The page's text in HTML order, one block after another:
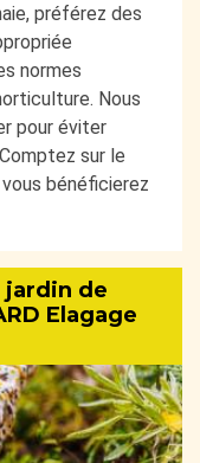
préférez des
normes
Nous
pour éviter
sur le
bénéficierez
jardin de
Elagage